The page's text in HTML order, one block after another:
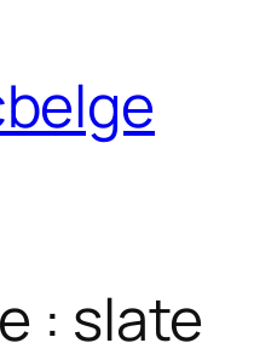
: slate